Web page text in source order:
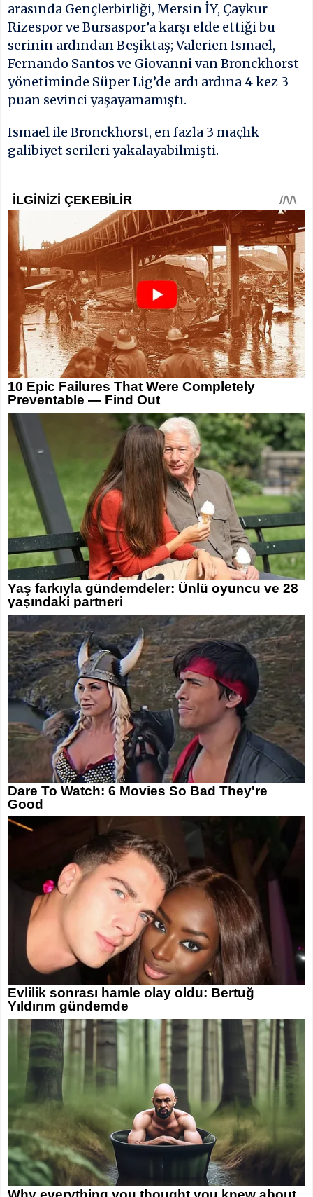
arasında Gençlerbirliği, Mersin İY, Çaykur
Rizespor ve Bursaspor’a karşı elde ettiği bu
serinin ardından Beşiktaş; Valerien Ismael,
Fernando Santos ve Giovanni van Bronckhorst
yönetiminde Süper Lig’de ardı ardına 4 kez 3
puan sevinci yaşayamamıştı.
Ismael ile Bronckhorst, en fazla 3 maçlık
galibiyet serileri yakalayabilmişti.